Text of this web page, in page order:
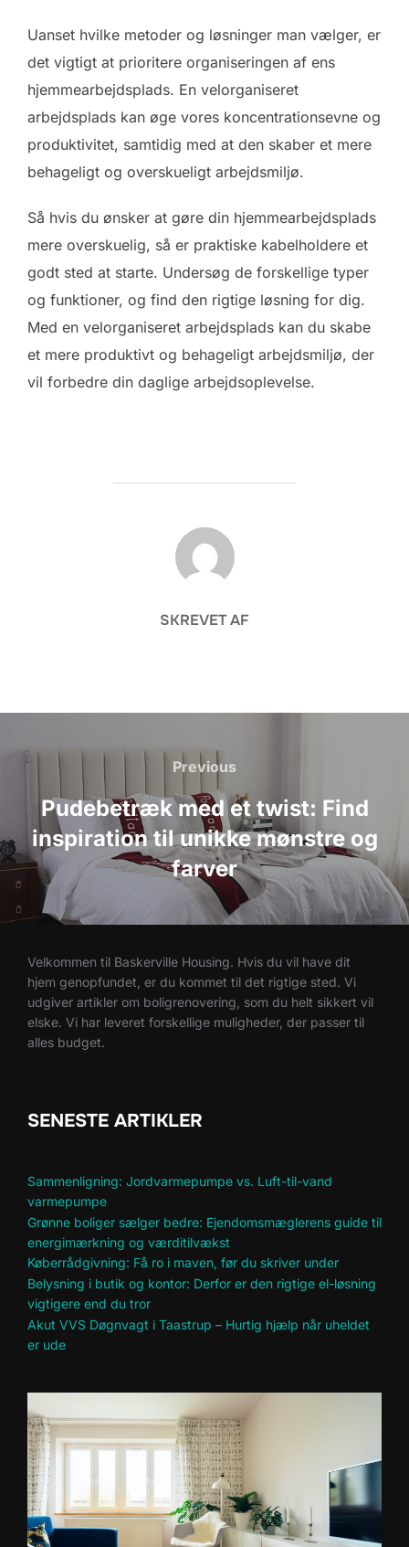
Uanset hvilke metoder og løsninger man vælger, er
det vigtigt at prioritere organiseringen af ens
hjemmearbejdsplads. En velorganiseret
arbejdsplads kan øge vores koncentrationsevne og
produktivitet, samtidig med at den skaber et mere
behageligt og overskueligt arbejdsmiljø.
Så hvis du ønsker at gøre din hjemmearbejdsplads
mere overskuelig, så er praktiske kabelholdere et
godt sted at starte. Undersøg de forskellige typer
og funktioner, og find den rigtige løsning for dig.
Med en velorganiseret arbejdsplads kan du skabe
et mere produktivt og behageligt arbejdsmiljø, der
vil forbedre din daglige arbejdsoplevelse.
FORFATTER
SKREVET AF
Previous
Previous
Pudebetræk med et twist: Find
inspiration til unikke mønstre og
farver
Velkommen til Baskerville Housing. Hvis du vil have dit
hjem genopfundet, er du kommet til det rigtige sted. Vi
udgiver artikler om boligrenovering, som du helt sikkert vil
elske. Vi har leveret forskellige muligheder, der passer til
alles budget.
SENESTE ARTIKLER
Sammenligning: Jordvarmepumpe vs. Luft-til-vand
varmepumpe
Grønne boliger sælger bedre: Ejendomsmæglerens guide til
energimærkning og værditilvækst
Køberrådgivning: Få ro i maven, før du skriver under
Belysning i butik og kontor: Derfor er den rigtige el-løsning
vigtigere end du tror
Akut VVS Døgnvagt i Taastrup – Hurtig hjælp når uheldet
er ude